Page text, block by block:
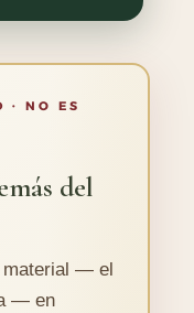
· NO ES
del
material — el
— en